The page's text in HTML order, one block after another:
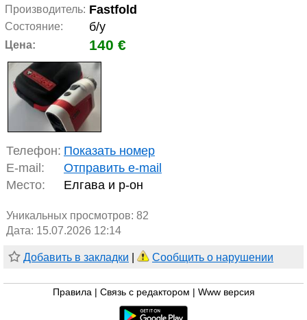
Производитель: Fastfold
Состояние: б/у
Цена: 140 €
Телефон: Показать номер
E-mail:
Отправить e-mail
Место:
Елгава и р-он
Уникальных просмотров: 82
Дата: 15.07.2026 12:14
Добавить в закладки Сообщить о нарушении
Правила Связь с редактором Www версия